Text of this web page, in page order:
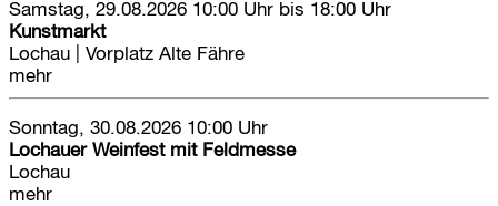
Samstag, 29.08.2026 10:00 Uhr bis 18:00 Uhr
Kunstmarkt
Lochau
Vorplatz Alte Fähre
mehr
Sonntag, 30.08.2026 10:00 Uhr
Lochauer Weinfest mit Feldmesse
Lochau
mehr